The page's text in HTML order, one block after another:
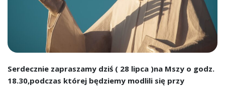
Serdecznie zapraszamy dziś ( 28 lipca )na Mszy o godz.
18.30,podczas której będziemy modlili się przy